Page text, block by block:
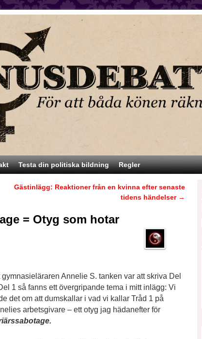
Testa din politiska bildning Regler
Gästinlägg: Reaktioner från en kvinna efter senaste
tidens händelser →
= Otyg som hotar
Annelie S. tanken var att skriva Del
1 så fanns ett övergripande tema i mitt inlägg: Vi
det om att dumskallar i vad vi kallar Tråd 1 på
arbetsgivare – ett otyg jag hädanefter för